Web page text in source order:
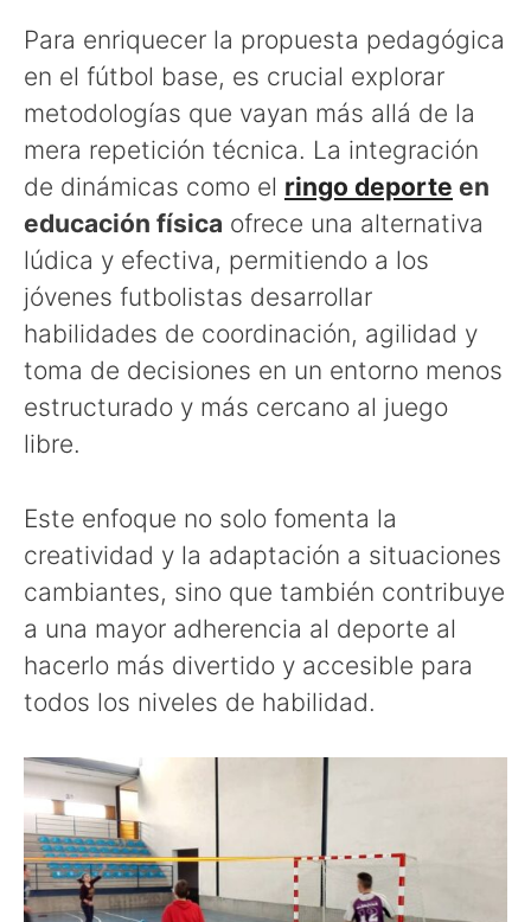
Para enriquecer la propuesta pedagógica
en el fútbol base, es crucial explorar
metodologías que vayan más allá de la
mera repetición técnica. La integración
de dinámicas como el ringo deporte en
educación física ofrece una alternativa
lúdica y efectiva, permitiendo a los
jóvenes futbolistas desarrollar
habilidades de coordinación, agilidad y
toma de decisiones en un entorno menos
estructurado y más cercano al juego
libre.
Este enfoque no solo fomenta la
creatividad y la adaptación a situaciones
cambiantes, sino que también contribuye
a una mayor adherencia al deporte al
hacerlo más divertido y accesible para
todos los niveles de habilidad.